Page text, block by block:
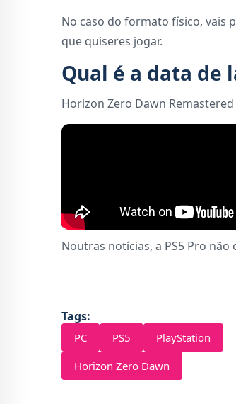
No caso do formato físico, vais
que quiseres jogar.
Qual é a data de
Horizon Zero Dawn
Noutras notícias, a PS5 Pro
Tags:
PC PS5
PlayStation
Horizon Zero Dawn